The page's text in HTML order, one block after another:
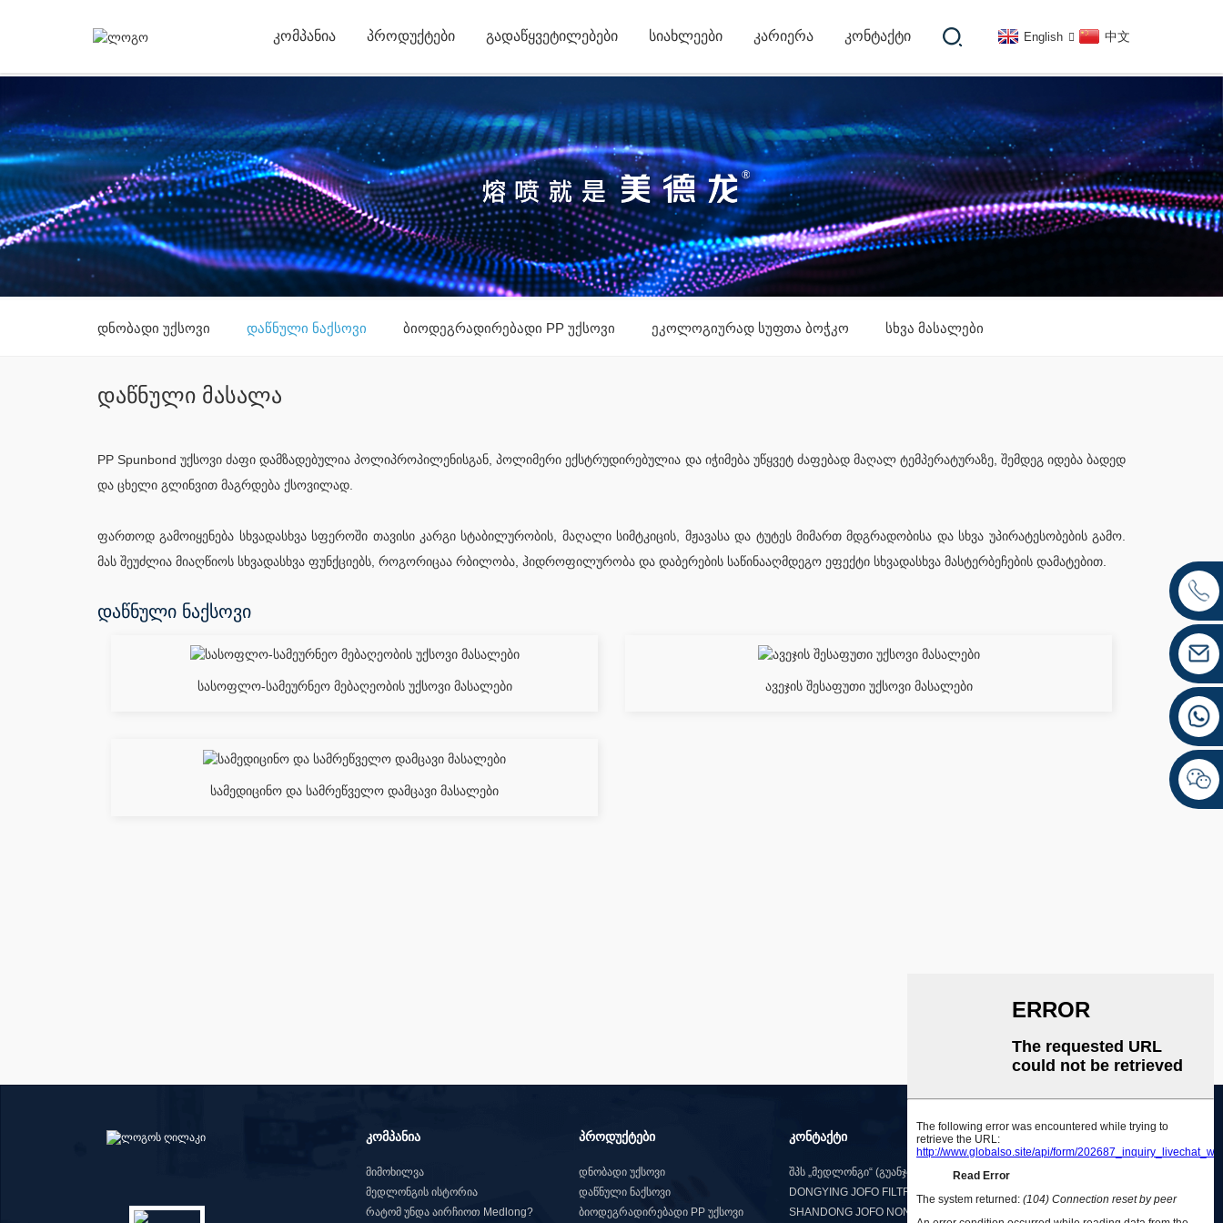
ᲙᲝᲛᲞᲐᲜᲘᲐ ᲞᲠᲝᲓᲣᲥᲢᲔᲑᲘ ᲒᲐᲓᲐᲬᲧᲕᲔᲢᲘᲚᲔᲑᲔᲑᲘ ᲡᲘᲐᲮᲚᲔᲔᲑᲘ ᲙᲐᲠᲘᲔᲠᲐ ᲙᲝᲜᲢᲐᲥᲢᲘ English 中文
დნობადი უქსოვი დაწნული ნაქსოვი ბიოდეგრადირებადი PP უქსოვი ეკოლოგიურად სუფთა ბოჭკო სხვა მასალები
დაწნული მასალა
PP Spunbond უქსოვი ძაფი დამზადებულია პოლიპროპილენისგან, პოლიმერი ექსტრუდირებულია და იჭიმება უწყვეტ ძაფებად მაღალ ტემპერატურაზე, შემდეგ იდება ბადედ
და ცხელი გლინვით მაგრდება ქსოვილად.
ფართოდ გამოიყენება სხვადასხვა სფეროში თავისი კარგი სტაბილურობის, მაღალი სიმტკიცის, მჟავასა და ტუტეს მიმართ მდგრადობისა და სხვა უპირატესობების გამო.
მას შეუძლია მიაღწიოს სხვადასხვა ფუნქციებს, როგორიცაა რბილობა, ჰიდროფილურობა და დაბერების საწინააღმდეგო ეფექტი სხვადასხვა მასტერბეჩების დამატებით.
დაწნული ნაქსოვი
სასოფლო-სამეურნეო მებაღეობის უქსოვი მასალები ავეჯის შესაფუთი უქსოვი მასალები
სამედიცინო და სამრეწველო დამცავი მასალები
კომპანია
მიმოხილვა
მედლონგის ისტორია
რატომ უნდა აირჩიოთ Medlong?
პროდუქტები
დნობადი უქსოვი
დაწნული ნაქსოვი
ბიოდეგრადირებადი PP უქსოვი
კონტაქტი
შპს „მედლონგი“ (გუანჯოუ) ჰოლდინგ კომპანია
DONGYING JOFO FILTRATION TECHNOLOGY CO., LTD.
SHANDONG JOFO NONWOVEN CO., LTD.